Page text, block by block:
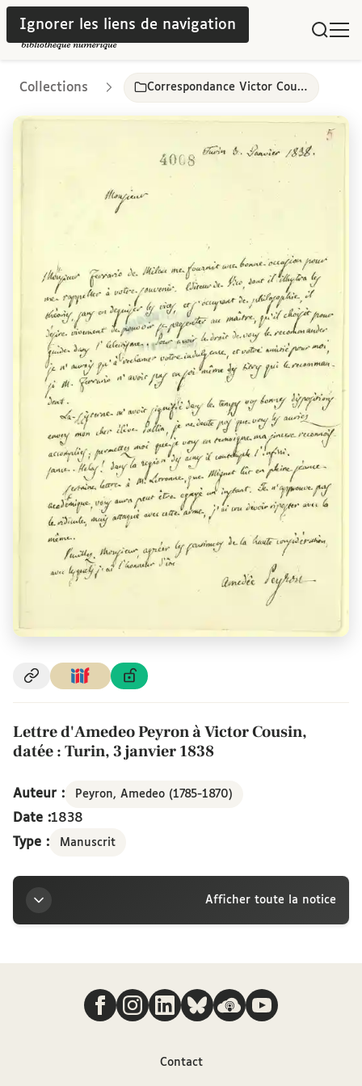
Ignorer les liens de navigation
Collections Correspondance Victor Cousin
Lettre d'Amedeo Peyron à Victor Cousin,
datée : Turin, 3 janvier 1838
Auteur : Peyron, Amedeo (1785-1870)
Date :1838
Type :
Manuscrit
Afficher toute la notice
Titre
Lettre d'Amedeo Peyron à Victor Cousin, datée :
Turin, 3 janvier 1838
Nous suivre
Contact